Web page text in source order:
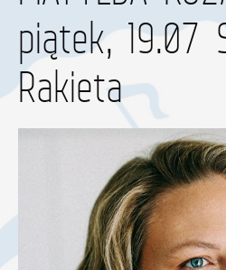
piątek, 19.07
Rakieta